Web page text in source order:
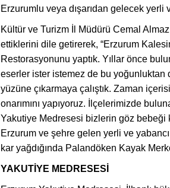
Erzurumlu veya dışarıdan gelecek yerli
Kültür ve Turizm İl Müdürü Cemal
ettiklerini dile getirerek, “Erzurum
Restorasyonunu yaptık. Yıllar önce
eserler ister istemez de bu yoğunluktan
yüzüne çıkarmaya çalıştık. Zaman
onarımını yapıyoruz. İlçelerimizde
Yakutiye Medresesi bizlerin göz bebeği
Erzurum ve şehre gelen yerli ve
kar yağdığında Palandöken Kayak
YAKUTİYE MEDRESESİ